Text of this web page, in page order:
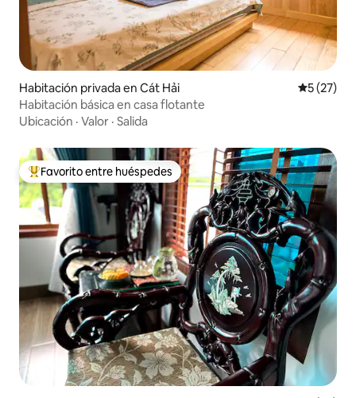
Habitación privada en Cát Hải
5 (27)
Habitación básica en casa flotante
Ubicación · Valor · Salida
De los mejores en Favorito entre huéspedes
Favorito entre huéspedes